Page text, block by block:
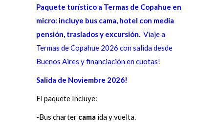
Paquete turístico a Termas de Copahue en
micro: incluye bus cama, hotel con media
pensión, traslados y excursión. Viaje a
Termas de Copahue 2026 con salida desde
Buenos Aires y financiación en cuotas!
Salida de Noviembre 2026!
El paquete Incluye:
-Bus charter cama ida y vuelta.